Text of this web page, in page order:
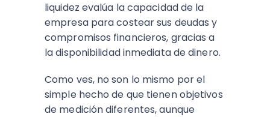
liquidez evalúa la capacidad de la
empresa para costear sus deudas y
compromisos financieros, gracias a
la disponibilidad inmediata de dinero.
Como ves, no son lo mismo por el
simple hecho de que tienen objetivos
de medición diferentes, aunque